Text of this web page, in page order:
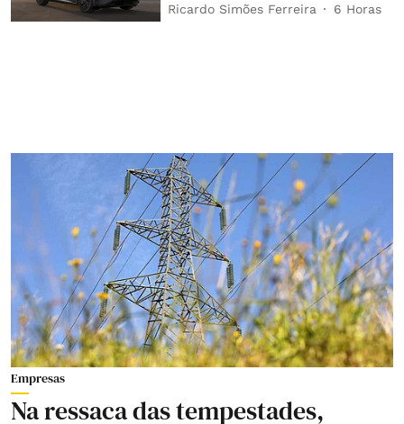
Ricardo Simões Ferreira 6 Horas
Empresas
Na ressaca das tempestades,